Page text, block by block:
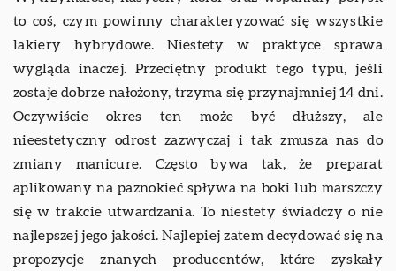
to coś, czym powinny charakteryzować się wszystkie
lakiery hybrydowe. Niestety w praktyce sprawa
wygląda inaczej. Przeciętny produkt tego typu, jeśli
zostaje dobrze nałożony, trzyma się przynajmniej 14 dni.
Oczywiście okres ten może być dłuższy, ale
nieestetyczny odrost zazwyczaj i tak zmusza nas do
zmiany manicure. Często bywa tak, że preparat
aplikowany na paznokieć spływa na boki lub marszczy
się w trakcie utwardzania. To niestety świadczy o nie
najlepszej jego jakości. Najlepiej zatem decydować się na
propozycje znanych producentów, które zyskały